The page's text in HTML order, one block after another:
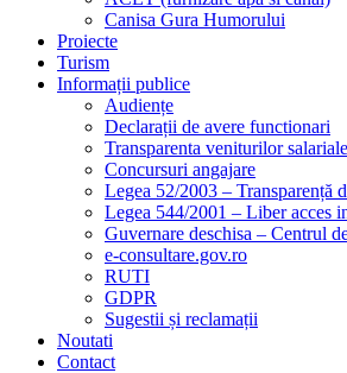
Canisa Gura Humorului
Proiecte
Turism
Informații publice
Audiențe
Declarații de avere functionari
Transparenta veniturilor salariale
Concursuri angajare
Legea 52/2003 – Transparență
Legea 544/2001 – Liber acces
Guvernare deschisa – Centrul
e-consultare.gov.ro
RUTI
GDPR
Sugestii și reclamații
Noutati
Contact